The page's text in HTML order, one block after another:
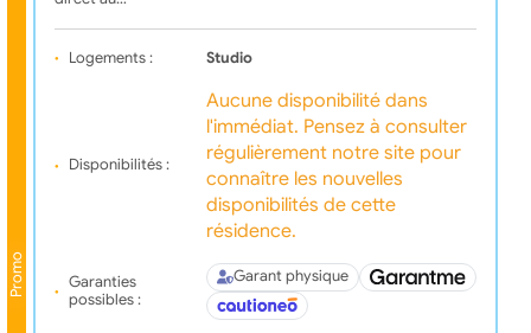
Promo
Logements : Studio
Disponibilités :
Aucune disponibilité dans
l'immédiat. Pensez à consulter
régulièrement notre site pour
connaître les nouvelles
disponibilités de cette
résidence.
Garanties
possibles :
Garant physique